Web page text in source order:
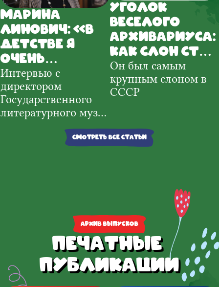
Марина
Линович: «В
детстве я
очень
любила
читать»
Интервью с
директором
Государственного
литературного музея
Уголок
веселого
архивариуса:
Как слон стал
Он был самым
крупным слоном в
СССР
Смотреть все статьи
Архив выпусков
Печатные
публикации